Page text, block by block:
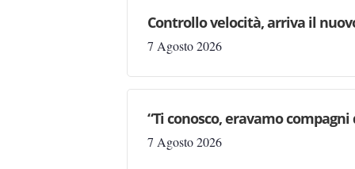
Controllo velocità, arriva il
7 Agosto 2026
“Ti conosco, eravamo
7 Agosto 2026